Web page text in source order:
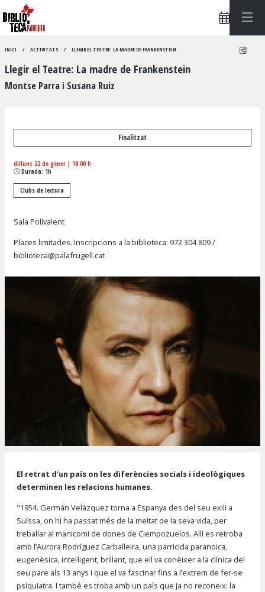
INICI ACTIVITATS LLEGIR EL TEATRE: LA MADRE DE FRANKENSTEIN
Llegir el Teatre: La madre de Frankenstein
Montse Parra i Susana Ruiz
Finalitzat
dilluns 22 de gener | 18:00 h
Durada: 1h
Clubs de lectura
Sala Polivalent
Places limitades. Inscripcions a la biblioteca: 972 304 809/
biblioteca@palafrugell.cat
El retrat d’un país on les diferències socials i ideològiques
determinen les relacions humanes.
"1954. Germán Velázquez torna a Espanya des del seu exili a
Suïssa, on hi ha passat més de la meitat de la seva vida, per
treballar al manicomi de dones de Ciempozuelos. Allí es retroba
amb l’Aurora Rodríguez Carballeira, una parricida paranoica,
eugenèsica, intel·ligent, brillant, que ell va conèixer a la clínica del
seu pare als 13 anys i que el va fascinar fins a l’extrem de fer-se
psiquiatra. I també es troba amb un país que ja no reconeix: la